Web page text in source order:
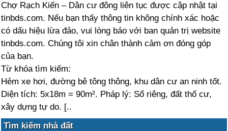
Chợ Rạch Kiến – Dân cư đông liên tục được cập nhật tại
tinbds.com. Nếu bạn thấy thông tin không chính xác hoặc
có dấu hiệu lừa đảo, vui lòng báo với ban quản trị website
tinbds.com. Chúng tôi xin chân thành cảm ơn đóng góp
của bạn.
Từ khóa tìm kiếm:
Hẻm xe hơi, đường bê tông thông, khu dân cư an ninh tốt.
Diện tích: 5x18m = 90m². Pháp lý: Sổ riêng, đất thổ cư,
xây dựng tự do. [..
Tìm kiếm nhà đất